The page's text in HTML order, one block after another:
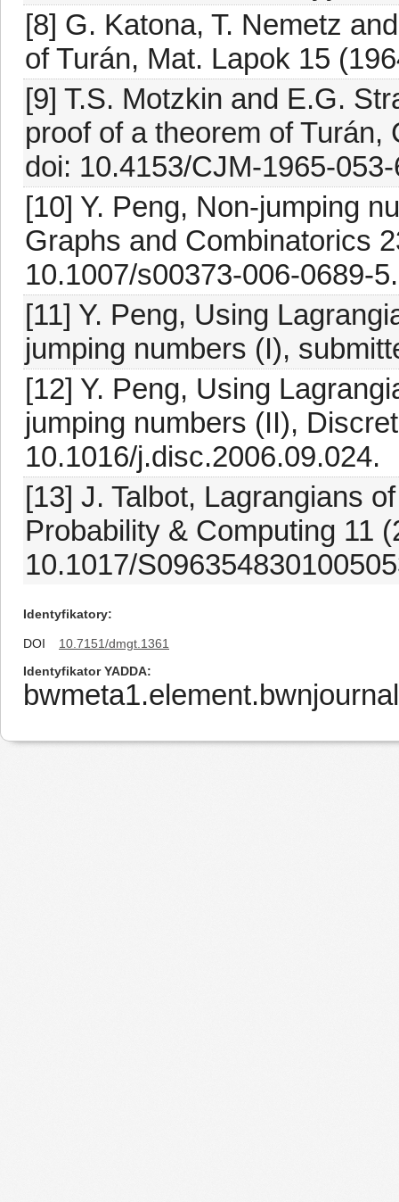
[8] G. Katona, T. Nemetz
of Turán, Mat. Lapok 15
[9] T.S. Motzkin and E.G.
proof of a theorem of
doi: 10.4153/CJM-1965-
[10] Y. Peng, Non-jumping
Graphs and Combinatorics
10.1007/s00373-006-0689-5.
[11] Y. Peng, Using
jumping numbers (I),
[12] Y. Peng, Using
jumping numbers (II),
10.1016/j.disc.2006.09.024.
[13] J. Talbot, Lagrangians
Probability & Computing 11
10.1017/
Identyfikatory
DOI
10.7151/dmgt.1361
Identyfikator YADDA